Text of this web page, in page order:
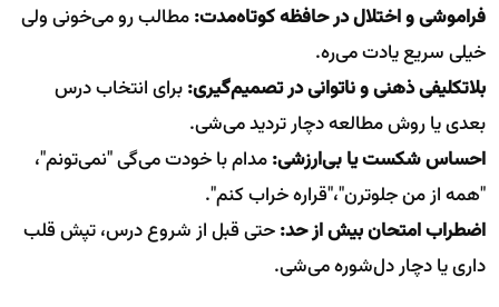
فراموشی و اختلال در حافظه کوتاه‌مدت:مطالب رو می‌خونی ولی
خیلی سریع یادت می‌ره.
بلاتکلیفی ذهنی و ناتوانی در تصمیم‌گیری:برای انتخاب درس
بعدی یا روش مطالعه دچار تردید می‌شی.
احساس شکست یا بی‌ارزشی:مدام با خودت می‌گی "نمی‌تونم"،
"همه از من جلوترن"،"قراره خراب کنم".
اضطراب امتحان بیش از حد:حتی قبل از شروع درس، تپش قلب
داری یا دچار دل‌شوره می‌شی.